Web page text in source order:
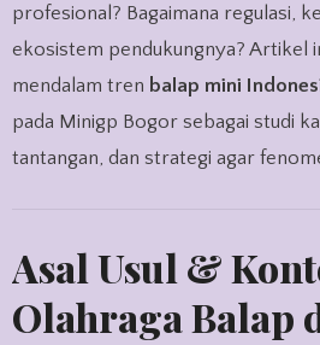
profesional? Bagaimana regulasi,
ekosistem pendukungnya? Artikel
mendalam tren balap mini
pada Minigp Bogor sebagai studi
tantangan, dan strategi agar
Asal Usul &
Olahraga Balap